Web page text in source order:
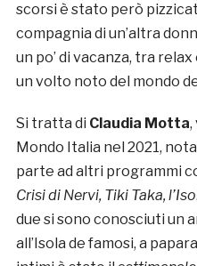
scorsi è stato però
compagnia di un’altra
un po’ di vacanza, tra
un volto noto del mondo
Si tratta di Claudia Motta,
Mondo Italia nel 2021,
parte ad altri programmi
Crisi di Nervi, Tiki Taka,
due si sono conosciuti un
all’Isola de famosi, a